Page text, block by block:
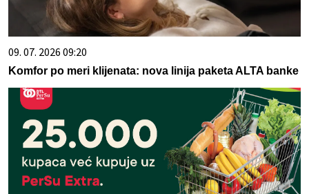
09. 07. 2026 09:20
Komfor po meri klijenata: nova linija paketa ALTA banke